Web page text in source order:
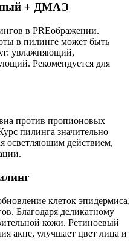
+ ДМАЭ
в PREображении.
в пилинге может быть
увлажняющий,
Рекомендуется для
против пропионовых
пилинга значительно
осветляющим действием,
клеток эпидермиса,
Благодаря деликатному
кожи. Ретиноевый
акне, улучшает цвет лица и